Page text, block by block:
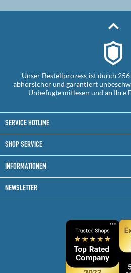
Unser Bestellprozess ist durch
abhörsicher und garantiert
Unbefugte mitlesen und an Ihre
SERVICE HOTLINE
SHOP SERVICE
INFORMATIONEN
NEWSLETTER